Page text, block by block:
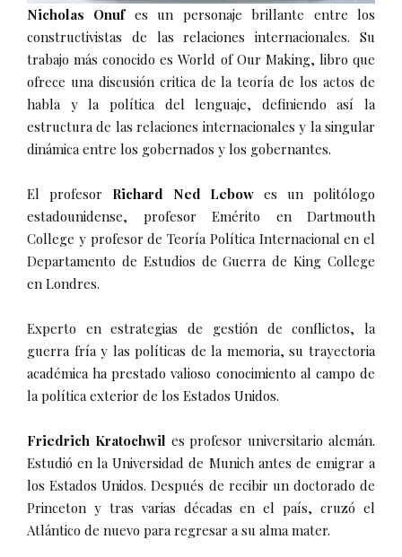
Nicholas Onuf es un personaje brillante entre los
constructivistas de las relaciones internacionales. Su
trabajo más conocido es World of Our Making, libro que
ofrece una discusión critica de la teoría de los actos de
habla y la política del lenguaje, definiendo así la
estructura de las relaciones internacionales y la singular
dinámica entre los gobernados y los gobernantes.
El profesor Richard Ned Lebow es un politólogo
estadounidense, profesor Emérito en Dartmouth
College y profesor de Teoría Política Internacional en el
Departamento de Estudios de Guerra de King College
en Londres.
Experto en estrategias de gestión de conflictos, la
guerra fría y las políticas de la memoria, su trayectoria
académica ha prestado valioso conocimiento al campo de
la política exterior de los Estados Unidos.
Friedrich Kratochwil es profesor universitario alemán.
Estudió en la Universidad de Munich antes de emigrar a
los Estados Unidos. Después de recibir un doctorado de
Princeton y tras varias décadas en el país, cruzó el
Atlántico de nuevo para regresar a su alma mater.